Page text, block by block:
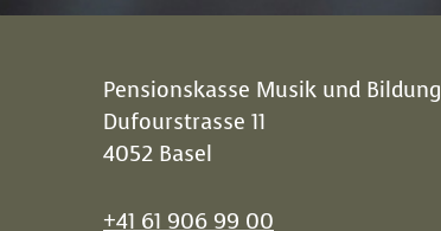
Pensionskasse Musik und Bildung
Dufourstrasse 11
4052 Basel
+41 61 906 99 00